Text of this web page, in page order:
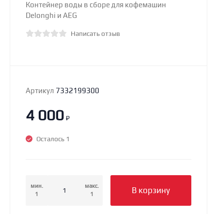
Контейнер воды в сборе для кофемашин
Delonghi и AEG
Написать отзыв
Артикул 7332199300
4 000 ₽
Осталось 1
мин.
1
макс.
1
В корзину